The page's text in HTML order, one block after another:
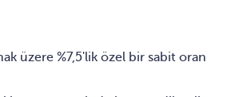
üzere %7,5'lik özel bir sabit oran